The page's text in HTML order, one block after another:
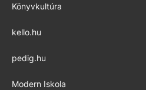
Könyvkultúra
kello.hu
pedig.hu
Modern Iskola